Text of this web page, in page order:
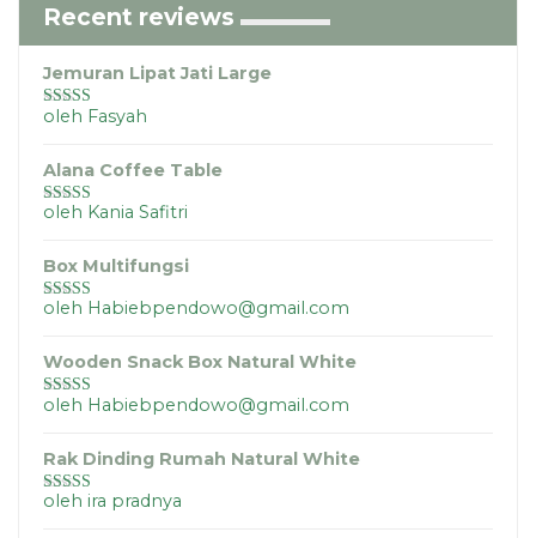
Recent reviews
Jemuran Lipat Jati Large
Dinilai5dari
oleh Fasyah
Alana Coffee Table
Dinilai5dari
oleh Kania Safitri
Box Multifungsi
Dinilai5dari
oleh Habiebpendowo@gmail.com
Wooden Snack Box Natural White
Dinilai5dari
oleh Habiebpendowo@gmail.com
Rak Dinding Rumah Natural White
Dinilai5dari
oleh ira pradnya